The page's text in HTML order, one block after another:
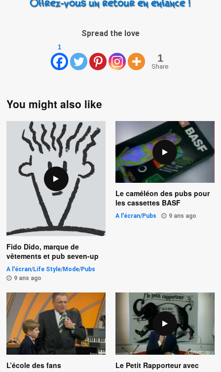
Spread the love
1
1
Share
You might also like
Fido Dido, marque de
vêtements et pub seven-up
A l'écran/Life Style/Mode/Pubs
9 ans ago
Le caméléon des pubs pour
les cassettes BASF
A l'écran/Pubs 9 ans ago
L’école des fans
Le Petit Rapporteur avec